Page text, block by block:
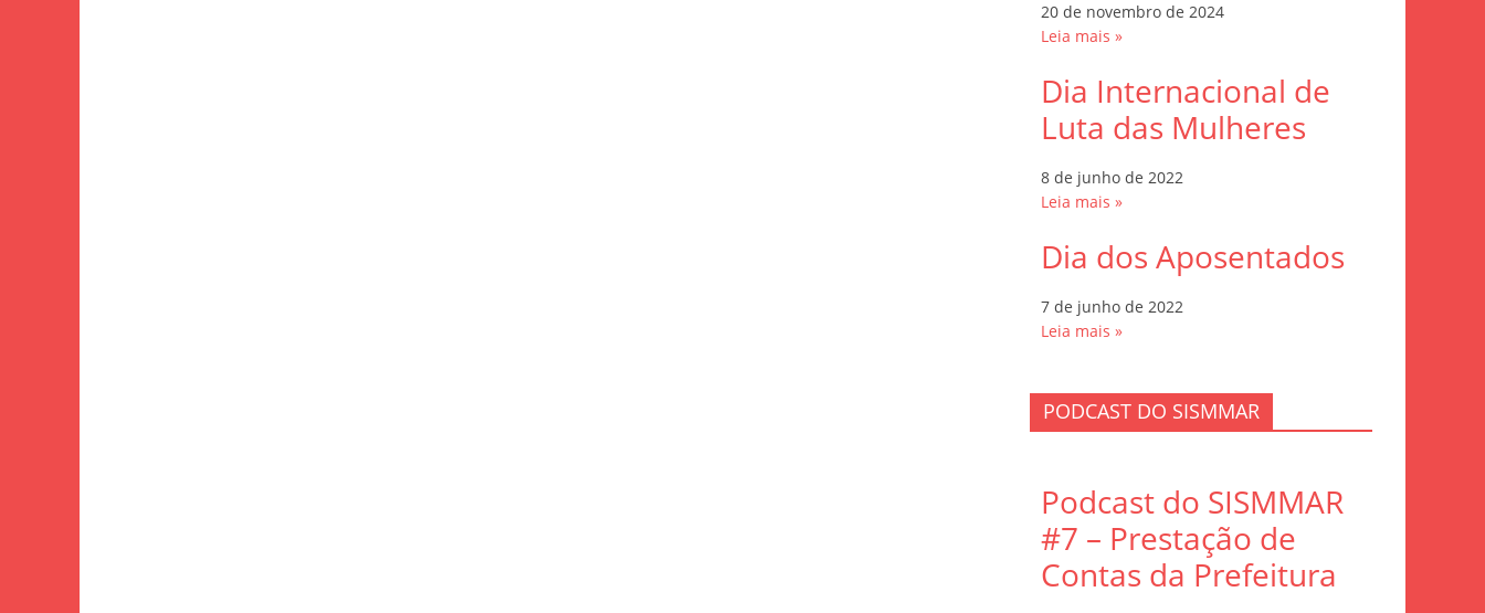
20 de novembro de 2024
Leia mais »
Dia Internacional de
Luta das Mulheres
8 de junho de 2022
Leia mais »
Dia dos Aposentados
7 de junho de 2022
Leia mais »
PODCAST DO SISMMAR
Podcast do SISMMAR
#7 – Prestação de
Contas da Prefeitura